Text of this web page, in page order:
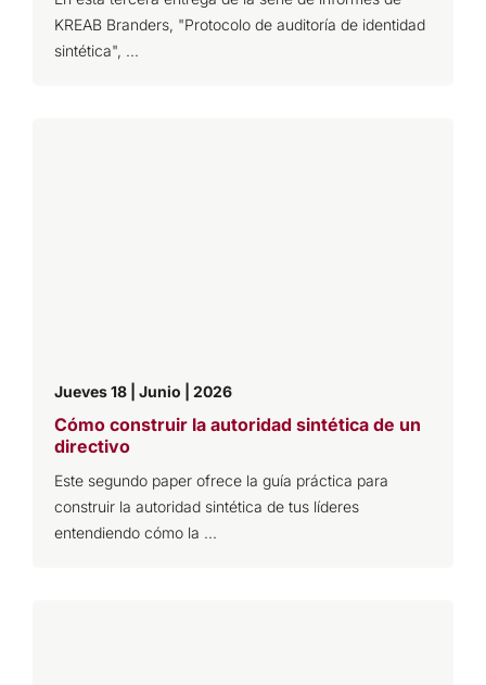
KREAB Branders, "Protocolo de auditoría de identidad
sintética", ...
Jueves 18 | Junio | 2026
Cómo construir la autoridad sintética de un
directivo
Este segundo paper ofrece la guía práctica para
construir la autoridad sintética de tus líderes
entendiendo cómo la ...